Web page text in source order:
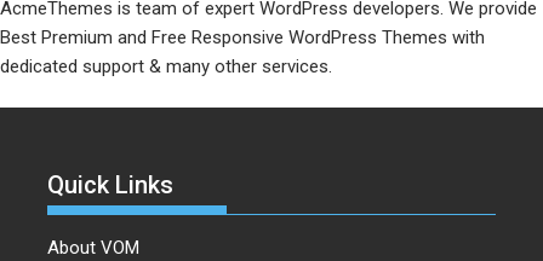
AcmeThemes is team of expert WordPress developers. We provide
Best Premium and Free Responsive WordPress Themes with
dedicated support & many other services.
Quick Links
About VOM